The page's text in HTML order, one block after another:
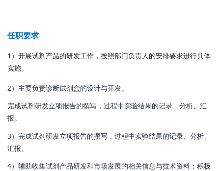
任职要求
1）开展试剂产品的研发工作，按照部门负责人的安排要求进行具体
实施。
2）主要负责诊断试剂盒的设计与开发。
完成试剂研发立项报告的撰写，过程中实验结果的记录、分析、汇
报。
3）完成试剂研发立项报告的撰写，过程中实验结果的记录、分析、
汇报。
4）辅助收集试剂产品研发和市场发展的相关信息与技术资料；积极